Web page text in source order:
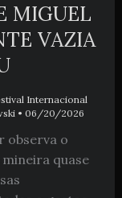
MIGUEL
VAZIA
Internacional
• 06/20/2026
observa o
quase